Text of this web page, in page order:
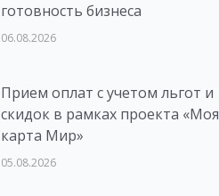
готовность бизнеса
06.08.2026
Прием оплат с учетом льгот и
скидок в рамках проекта «Моя
карта Мир»
05.08.2026